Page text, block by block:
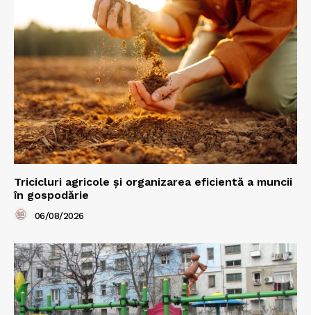
Tricicluri agricole și organizarea eficientă a muncii
în gospodărie
06/08/2026